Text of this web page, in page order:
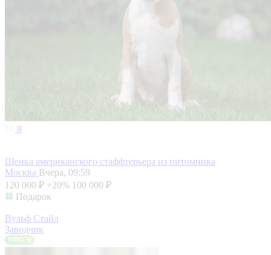
8
Щенка американского стаффтерьера из питомника
Москва Вчера, 09:59
120 000 ₽ +20% 100 000 ₽
Подарок
Вульф Стайл
Заводчик